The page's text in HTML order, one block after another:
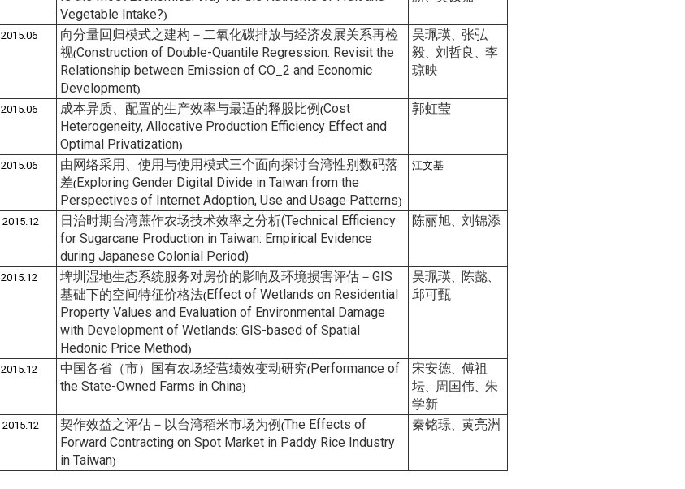
Vegetable Intake?)
2015.06
向分量回归模式之建构－二氧化碳排放与经济发展关系再检
视(Construction of Double-Quantile Regression: Revisit the
Relationship between Emission of CO_2 and Economic
Development)
吴珮瑛、 张弘
毅、 刘哲良 、 李
琼映
2015.06 成本异质、配置的生产效率与最适的释股比例 (Cost
Heterogeneity, Allocative Production Efficiency Effect and
Optimal Privatization)
郭虹莹
2015.06
由网络采用、使用与使用模式三个面向探讨台湾性别数码落
差(Exploring Gender Digital Divide in Taiwan from the
Perspectives of Internet Adoption, Use and Usage Patterns)
江文基
2015.12 日治时期台湾蔗作农场技术效率之分析(Technical Efficiency
for Sugarcane Production in Taiwan: Empirical Evidence
during Japanese Colonial Period)
陈丽旭、 刘锦添
2015.12
埤圳湿地生态系统服务对房价的影响及环境损害评估－GIS
基础下的空间特征价格法(Effect of Wetlands on Residential
Property Values and Evaluation of Environmental Damage
with Development of Wetlands: GIS-based of Spatial
Hedonic Price Method)
吴珮瑛、 陈懿、
邱可甄
2015.12 中国各省（市）国有农场经营绩效变动研究(Performance of
the State-Owned Farms in China)
宋安德、 傅祖
坛、 周国伟、 朱
学新
2015.12 契作效益之评估－以台湾稻米市场为例 (The Effects of
Forward Contracting on Spot Market in Paddy Rice Industry
in Taiwan)
秦铭璟、 黄亮洲